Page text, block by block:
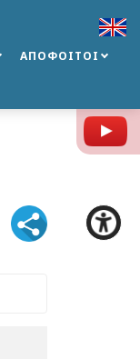
ΑΠΟΦΟΙΤΟΙ